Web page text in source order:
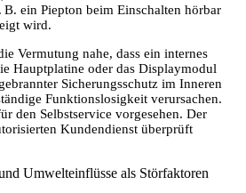
ein Piepton beim Einschalten hörbar
wird.
Vermutung nahe, dass ein internes
Hauptplatine oder das Displaymodul
Sicherungsschutz im Inneren
Funktionslosigkeit verursachen.
den Selbstservice vorgesehen. Der
Kundendienst überprüft
Umwelteinflüsse als Störfaktoren